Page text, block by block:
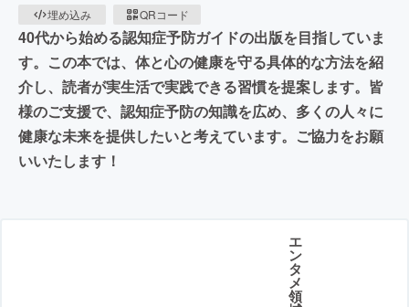
埋め込み
QRコード
40代から始める認知症予防ガイドの出版を目指していま
す。この本では、体と心の健康を守る具体的な方法を紹
介し、読者が実生活で実践できる習慣を提案します。皆
様のご支援で、認知症予防の知識を広め、多くの人々に
健康な未来を提供したいと考えています。ご協力をお願
いいたします！
エ
ン
タ
メ
領